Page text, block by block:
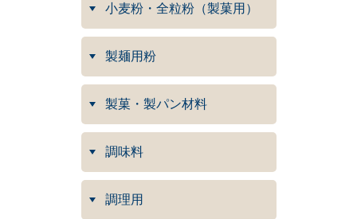
小麦粉・全粒粉（製菓用）
製麺用粉
製菓・製パン材料
調味料
調理用